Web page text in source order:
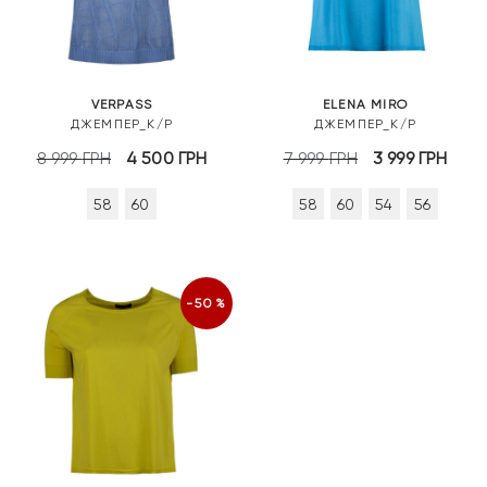
VERPASS
ДЖЕМПЕР_К/Р
8 999ГРН
Оригінальна
4 500 ГРН
Поточна
58 60
ELENA MIRO
ДЖЕМПЕР_К/Р
7 999ГРН
Оригінальна
7
3 999 ГРН
58 60 54 56
-50%